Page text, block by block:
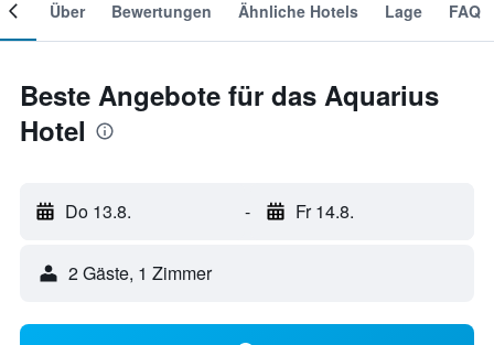
Über Bewertungen Ähnliche Hotels Lage FAQ
Beste Angebote für das Aquarius
Hotel
Do 13.8. - Fr 14.8.
2 Gäste, 1 Zimmer